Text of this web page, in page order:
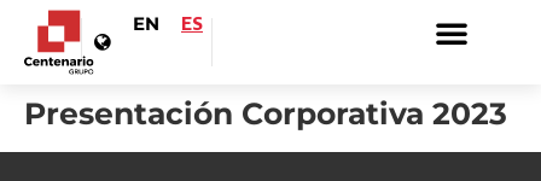
EN ES
Presentación Corporativa 2023